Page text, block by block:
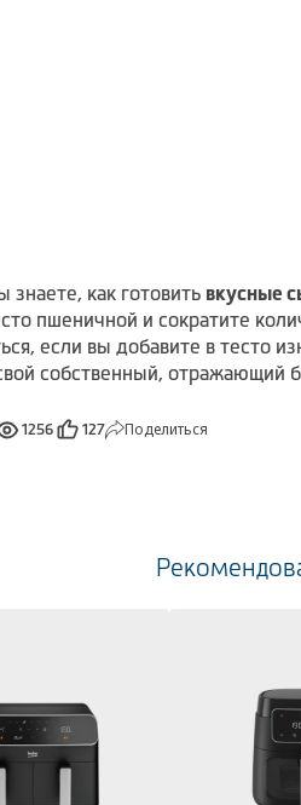
знаете, как готовить вкусные
пшеничной и сократите
если вы добавите в тесто
собственный, отражающий
1256 127 Поделиться